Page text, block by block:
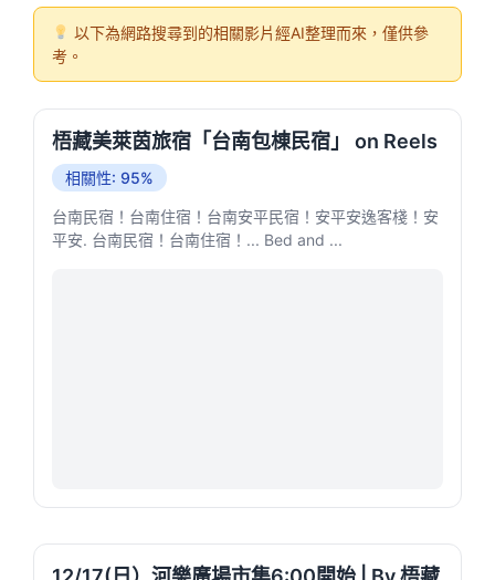
以下為網路搜尋到的相關影片經AI整理而來，僅供參
考。
梧藏美萊茵旅宿「台南包棟民宿」 on Reels
相關性: 95%
台南民宿！台南住宿！台南安平民宿！安平安逸客棧！安
平安. 台南民宿！台南住宿！... Bed and ...